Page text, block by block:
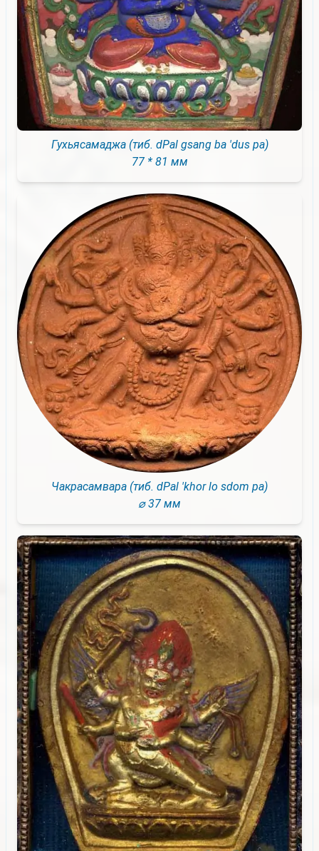
Гухьясамаджа (тиб. dPal gsang ba 'dus pa)
77 * 81 мм
Чакрасамвара (тиб. dPal 'khor lo sdom pa)
⌀ 37 мм